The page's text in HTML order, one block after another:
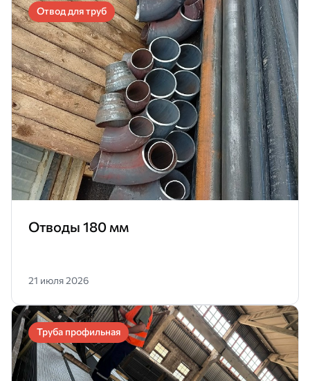
Отвод для труб
Отводы 180 мм
21 июля 2026
Труба профильная